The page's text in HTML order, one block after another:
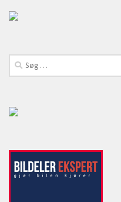
Søg
efter: